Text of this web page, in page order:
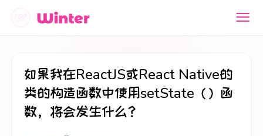
如果我在ReactJS或React Native的
类的构造函数中使用setState（）函
数，将会发生什么？